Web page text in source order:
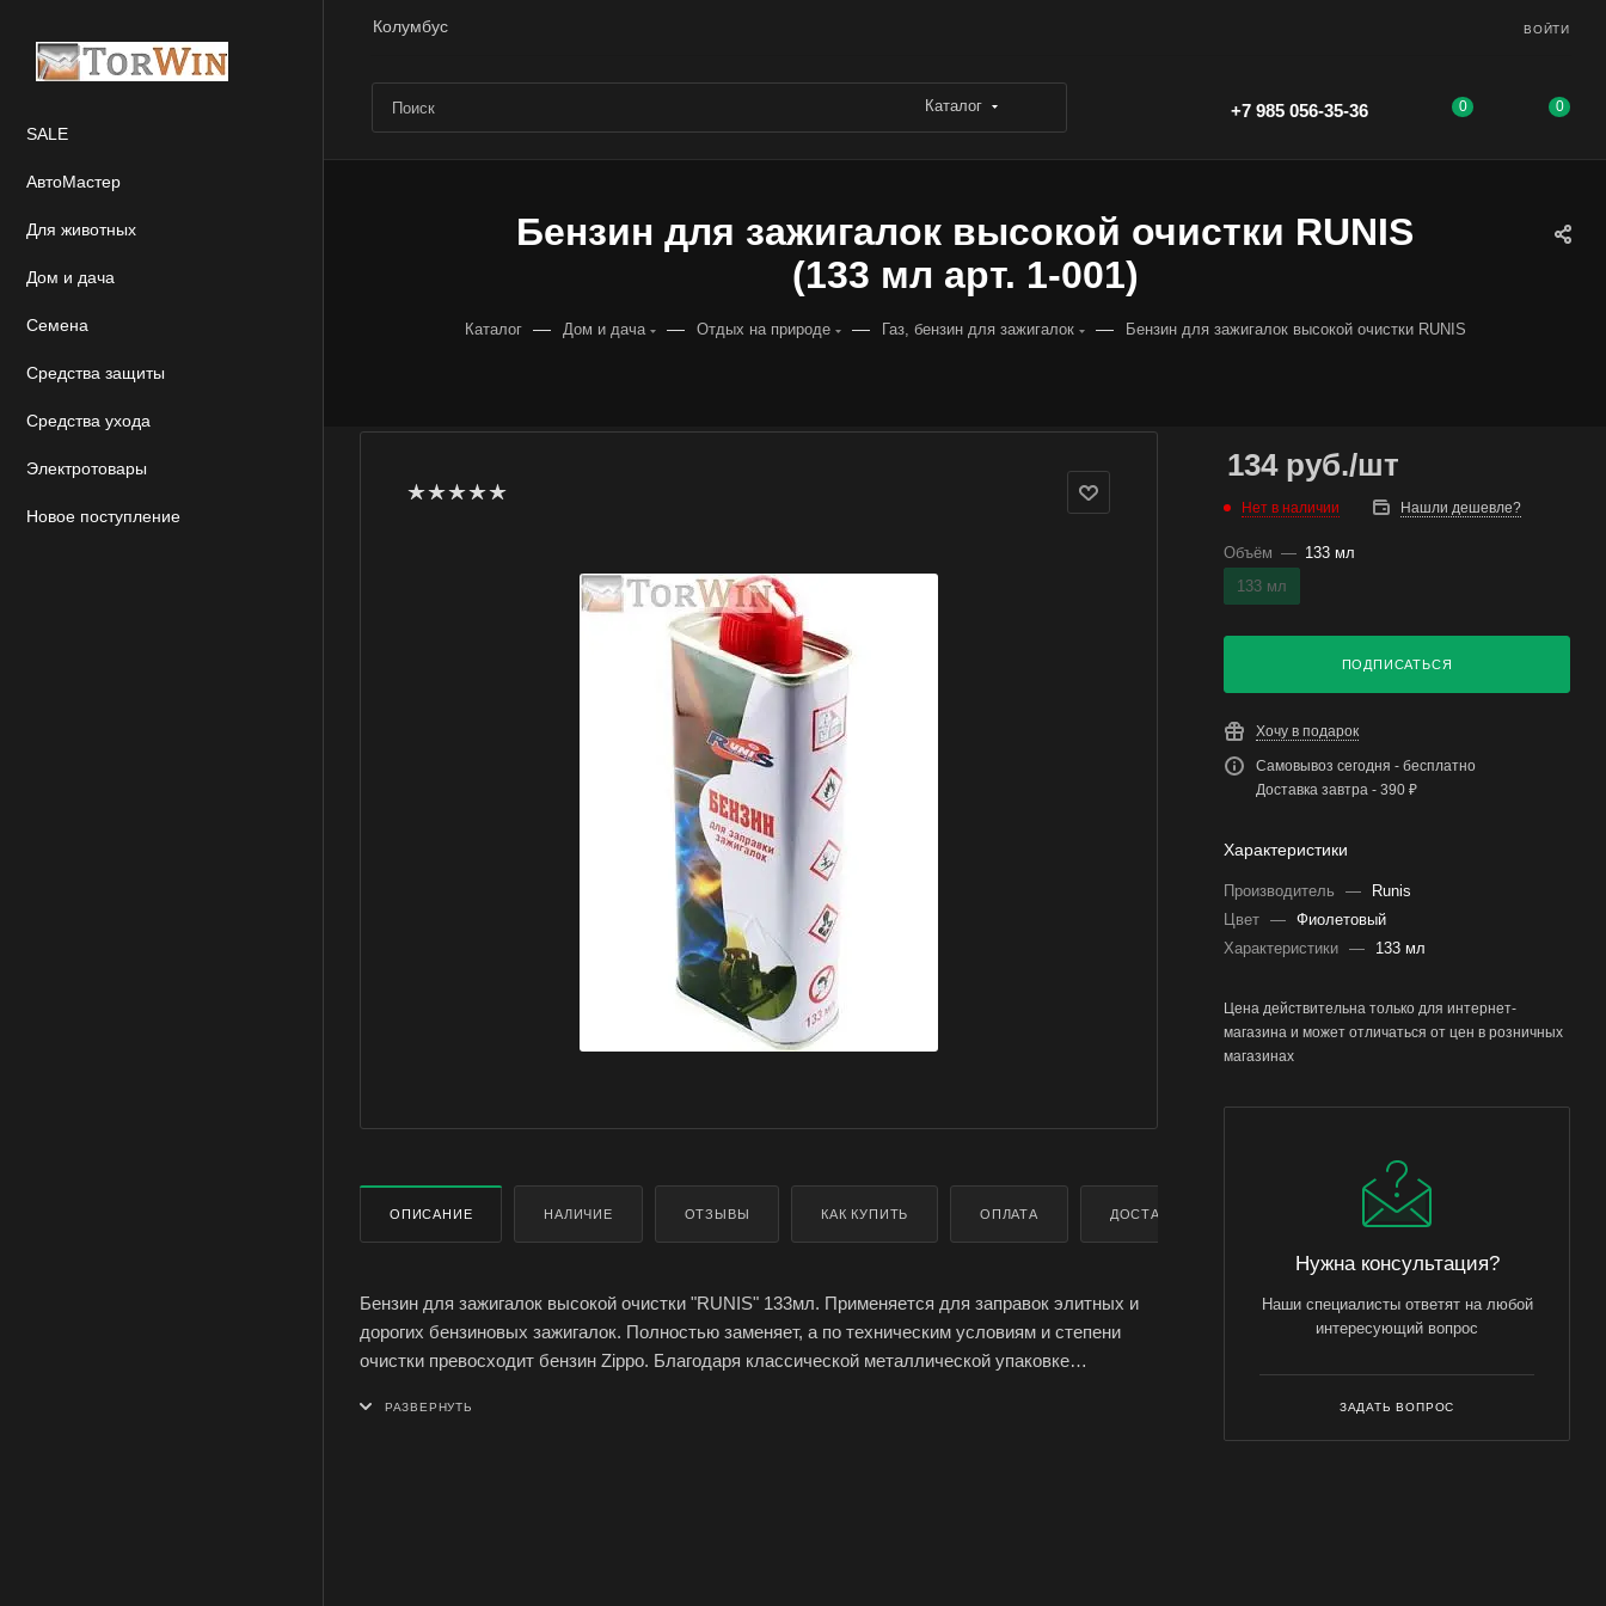
Колумбус ВОЙТИ
Каталог +7 985 056-35-36 0 0
SALE
АвтоМастер
Для животных
Дом и дача
Семена
Средства защиты
Средства ухода
Электротовары
Новое поступление
Бензин для зажигалок высокой очистки RUNIS
(133 мл арт. 1-001)
Каталог — Дом и дача — Отдых на природе — Газ, бензин для зажигалок — Бензин для зажигалок высокой очистки RUNIS
ОПИСАНИЕ НАЛИЧИЕ ОТЗЫВЫ КАК КУПИТЬ ОПЛАТА ДОСТАВКА ДОПОЛНИТЕЛЬНО
Бензин для зажигалок высокой очистки "RUNIS" 133мл. Применяется для заправок элитных и
дорогих бензиновых зажигалок. Полностью заменяет, а по техническим условиям и степени
очистки превосходит бензин Zippo. Благодаря классической металлической упаковке
134руб./шт
Нет в наличии Нашли дешевле?
Объём — 133 мл
133 мл
ПОДПИСАТЬСЯ
Хочу в подарок
Самовывоз сегодня - бесплатно
Доставка завтра - 390 ₽
Характеристики
Производитель —
Runis
Цвет — Фиолетовый
Характеристики — 133 мл
Цена действительна только для интернет-
магазина и может отличаться от цен в розничных
магазинах
Нужна консультация?
Наши специалисты ответят на любой
интересующий вопрос
ЗАДАТЬ ВОПРОС